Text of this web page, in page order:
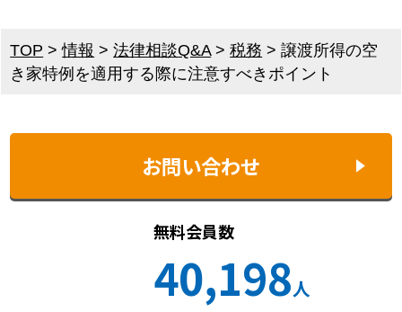
TOP >情報 >法律相談Q&A>税務 >譲渡所得の空
き家特例を適用する際に注意すべきポイント
お問い合わせ
無料会員数
40,198人